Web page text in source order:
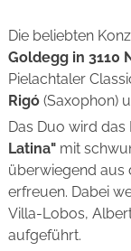
Die beliebten
Goldegg in 3110
Pielachtaler
Rigó (Saxophon)
Das Duo wird
Latina"mit
überwiegend aus
erfreuen. Dabei
Villa-Lobos,
aufgeführt.